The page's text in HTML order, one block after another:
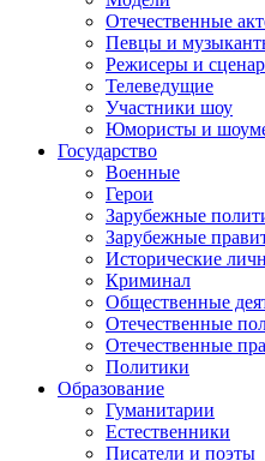
Отечественные
Певцы и
Режисеры и
Телеведущие
Участники шоу
Юмористы и
Государство
Военные
Герои
Зарубежные
Зарубежные
Исторические
Криминал
Общественные
Отечественные
Отечественные
Политики
Образование
Гуманитарии
Естественники
Писатели и поэты